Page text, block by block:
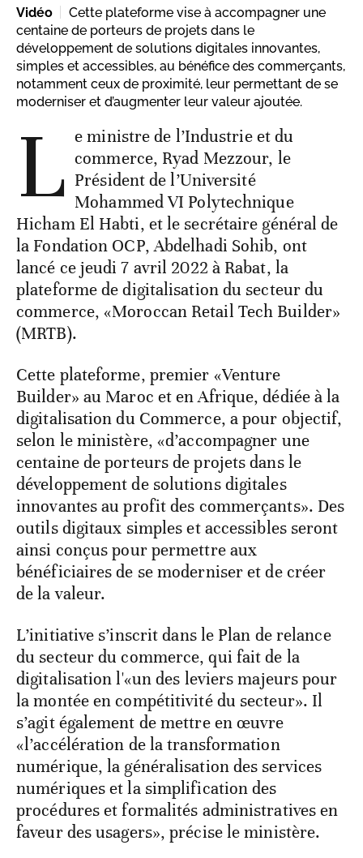
Vidéo
Cette plateforme vise à accompagner une
centaine de porteurs de projets dans le
développement de solutions digitales innovantes,
simples et accessibles, au bénéfice des commerçants,
notamment ceux de proximité, leur permettant de se
moderniser et d’augmenter leur valeur ajoutée.
L e ministre de l’Industrie et du
commerce, Ryad Mezzour, le
Président de l’Université
Mohammed VI Polytechnique
Hicham El Habti, et le secrétaire général de
la Fondation OCP, Abdelhadi Sohib, ont
lancé ce jeudi 7 avril 2022 à Rabat, la
plateforme de digitalisation du secteur du
commerce, «Moroccan Retail Tech Builder»
(MRTB).
Cette plateforme, premier «Venture
Builder» au Maroc et en Afrique, dédiée à la
digitalisation du Commerce, a pour objectif,
selon le ministère, «d’accompagner une
centaine de porteurs de projets dans le
développement de solutions digitales
innovantes au profit des commerçants». Des
outils digitaux simples et accessibles seront
ainsi conçus pour permettre aux
bénéficiaires de se moderniser et de créer
de la valeur.
L’initiative s’inscrit dans le Plan de relance
du secteur du commerce, qui fait de la
digitalisation l'«un des leviers majeurs pour
la montée en compétitivité du secteur». Il
s’agit également de mettre en œuvre
«l’accélération de la transformation
numérique, la généralisation des services
numériques et la simplification des
procédures et formalités administratives en
faveur des usagers», précise le ministère.